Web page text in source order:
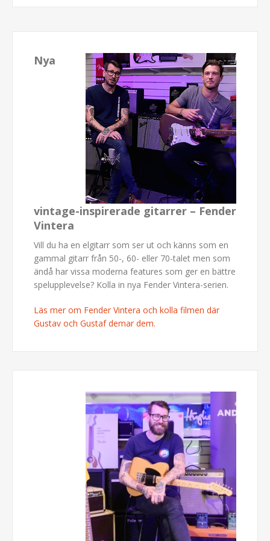
Nya
vintage-inspirerade gitarrer – Fender
Vintera
Vill du ha en elgitarr som ser ut och känns som en
gammal gitarr från 50-, 60- eller 70-talet men som
ändå har vissa moderna features som ger en bättre
spelupplevelse? Kolla in nya Fender Vintera-serien.
Läs mer om Fender Vintera och kolla filmen där
Gustav och Gustaf demar dem.